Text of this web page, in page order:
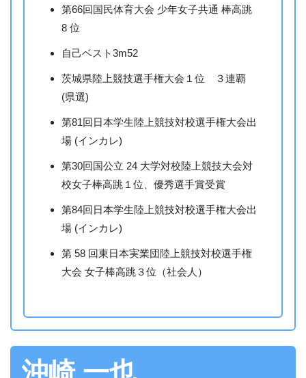
第66回国民体育大会 少年女子共通 棒高跳
8 位
自己ベスト3m52
茨城県陸上競技選手権大会１位 ３連覇
(県選)
第81回日本学生陸上競技対校選手権大会出
場 (インカレ)
第30回国公立 24 大学対校陸上競技大会対
校女子棒高跳１位、優秀選手賞受賞
第84回日本学生陸上競技対校選手権大会出
場 (インカレ)
第 58 回東日本実業団陸上競技対校選手権
大会 女子棒高跳３位（社会人）